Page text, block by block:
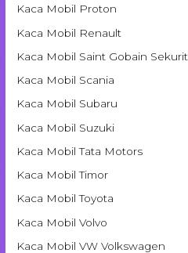
Kaca Mobil Proton
Kaca Mobil Renault
Kaca Mobil Saint Gobain Sekurit
Kaca Mobil Scania
Kaca Mobil Subaru
Kaca Mobil Suzuki
Kaca Mobil Tata Motors
Kaca Mobil Timor
Kaca Mobil Toyota
Kaca Mobil Volvo
Kaca Mobil VW Volkswagen